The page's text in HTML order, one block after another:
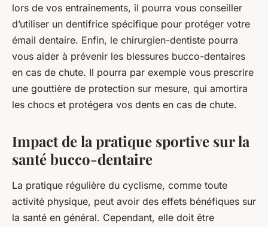
lors de vos entrainements, il pourra vous conseiller
d’utiliser un dentifrice spécifique pour protéger votre
émail dentaire. Enfin, le chirurgien-dentiste pourra
vous aider à prévenir les blessures bucco-dentaires
en cas de chute. Il pourra par exemple vous prescrire
une gouttière de protection sur mesure, qui amortira
les chocs et protégera vos dents en cas de chute.
Impact de la pratique sportive sur la
santé bucco-dentaire
La pratique régulière du cyclisme, comme toute
activité physique, peut avoir des effets bénéfiques sur
la santé en général. Cependant, elle doit être